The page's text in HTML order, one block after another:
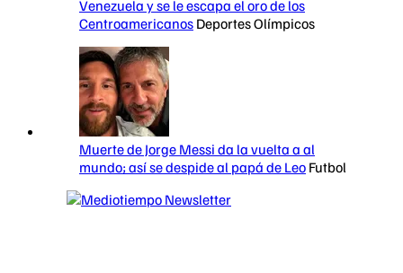
Venezuela y se le escapa el oro de los
Centroamericanos Deportes Olímpicos
Muerte de Jorge Messi da la vuelta a al
mundo; así se despide al papá de Leo Futbol